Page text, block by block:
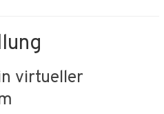
virtueller